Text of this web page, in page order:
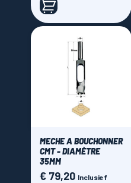
MECHE A BOUCHONNER
CMT - DIAMÈTRE
35MM
Prijs
€ 79,20 Inclusief